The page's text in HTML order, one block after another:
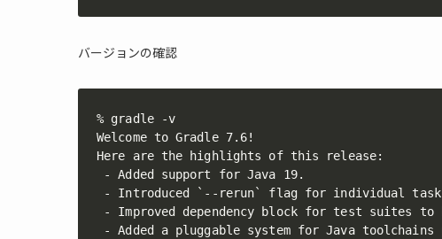
バージョンの確認
% gradle -v
Welcome to Gradle 7.6!
Here are the highlights of this release:
- Added support for Java 19.
- Introduced `--rerun` flag for individual task
- Improved dependency block for test suites to
- Added a pluggable system for Java